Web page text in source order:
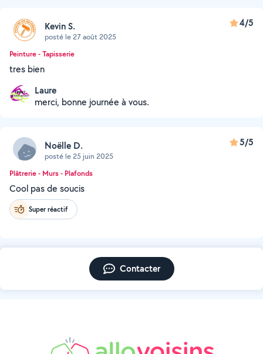
Kevin S.
posté le 27 août 2025
4/5
Peinture - Tapisserie
tres bien
Laure
merci, bonne journée à vous.
Noëlle D.
posté le 25 juin 2025
5/5
Plâtrerie - Murs - Plafonds
Cool pas de soucis
Super réactif
Contacter